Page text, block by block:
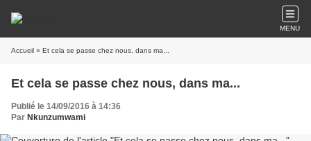
MENU
Accueil » Et cela se passe chez nous, dans ma...
Et cela se passe chez nous, dans ma...
Publié le 14/09/2016 à 14:36
Par Nkunzumwami